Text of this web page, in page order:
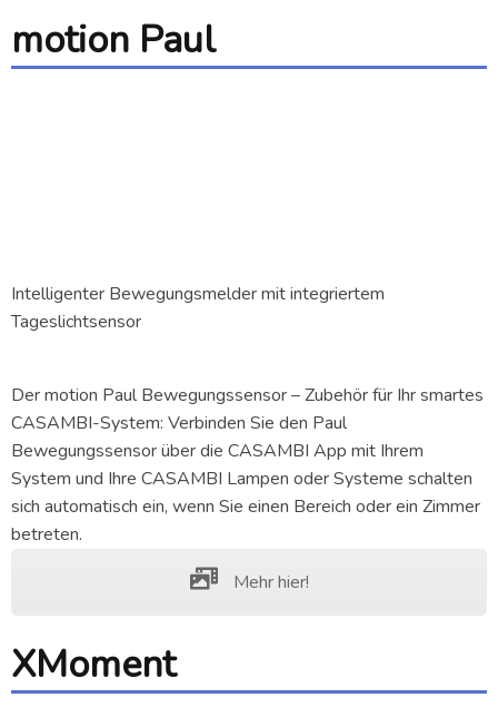
motion Paul
Intelligenter Bewegungsmelder mit integriertem
Tageslichtsensor
Der motion Paul Bewegungssensor – Zubehör für Ihr smartes
CASAMBI-System: Verbinden Sie den Paul
Bewegungssensor über die CASAMBI App mit Ihrem
System und Ihre CASAMBI Lampen oder Systeme schalten
sich automatisch ein, wenn Sie einen Bereich oder ein Zimmer
betreten.
Mehr hier!
XMoment